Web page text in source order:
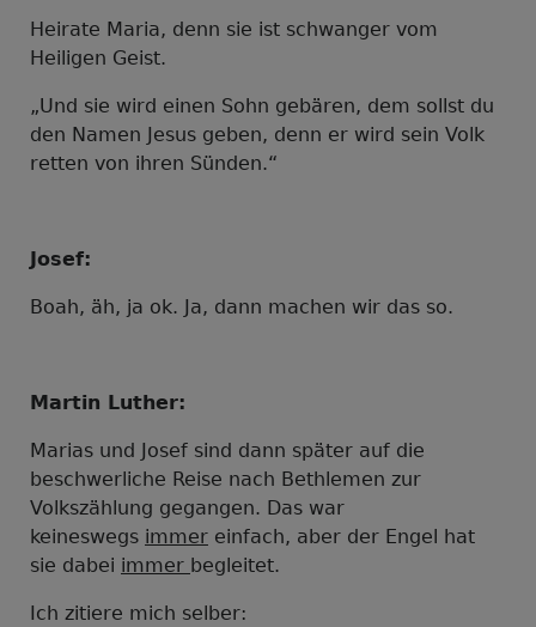
Heirate Maria, denn sie ist schwanger vom
Heiligen Geist.
„Und sie wird einen Sohn gebären, dem sollst du
den Namen Jesus geben, denn er wird sein Volk
retten von ihren Sünden.“
Josef:
Boah, äh, ja ok. Ja, dann machen wir das so.
Martin Luther:
Marias und Josef sind dann später auf die
beschwerliche Reise nach Bethlemen zur
Volkszählung gegangen. Das war
keineswegs immer einfach, aber der Engel hat
sie dabei immer begleitet.
Ich zitiere mich selber: